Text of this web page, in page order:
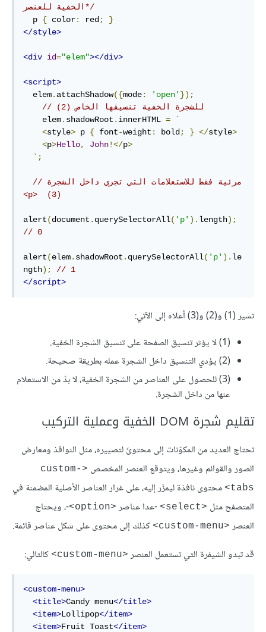
الخفية للعنصر*/
  p
{ color: red;
}
</style>
<div id="elem"></div>
<script>
  elem
. attachShadow({mode: 'open' });
// (للشجرة الخفية تنسيقها الخاص (2
    elem
. shadowRoot . innerHTML =
`
<style> p { font-weight : bold; } </style>
<p>Hello, John!</p>
`;
// مرئية فقط للاستعلامات التي تجري داخل الشجرة
<p>  (3)
alert(document . querySelectorAll( 'p' ). length);
// 0
alert(elem. shadowRoot . querySelectorAll( 'p' ). le
ngth);
// 1
</script>
تشير (1) و(2) و(3) أعلاه إلى الآتي:
(1) لا يؤثر تنسيق الصفحة على تنسيق الشجرة الخفية.
(2) يؤدي التنسيق داخل الشجرة عمله بطريقة صحيحة.
(3) للحصول على العناصر من الشجرة الخفية، لا بدّ من الاستعلام
عنها من داخل الشجرة.
تقليم شجرة DOM الخفية وعملية التركيب
تحتاج العديد من المكوّنات إلى محتوىً لتصييره، مثل النوافذ ومعارض
الصور والقوائم وغيرها، ويتوقع العنصر المخصص
<custom-
tabs>
محتوى نافذة ليمرَّر إليه، على غرار العناصر الأصلية المضمنة في
المتصفح مثل <select> -عدا عناصر <option>
-، ويحتاج
العنصر <custom-menu>
كذلك إلى محتوى على شكل عناصر قائمة.
قد تبدو الشيفرة التي تستعمل العنصر <custom-menu> كالتالي:
<custom-menu>
<title>Candy menu</title>
<item>Lollipop</item>
<item>Fruit Toast</item>